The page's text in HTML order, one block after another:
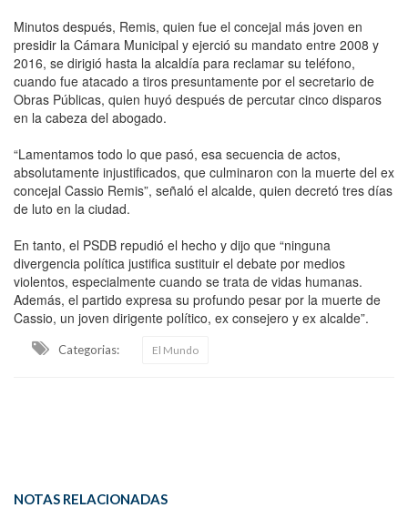
Minutos después, Remis, quien fue el concejal más joven en
presidir la Cámara Municipal y ejerció su mandato entre 2008 y
2016, se dirigió hasta la alcaldía para reclamar su teléfono,
cuando fue atacado a tiros presuntamente por el secretario de
Obras Públicas, quien huyó después de percutar cinco disparos
en la cabeza del abogado.
“Lamentamos todo lo que pasó, esa secuencia de actos,
absolutamente injustificados, que culminaron con la muerte del ex
concejal Cassio Remis”, señaló el alcalde, quien decretó tres días
de luto en la ciudad.
En tanto, el PSDB repudió el hecho y dijo que “ninguna
divergencia política justifica sustituir el debate por medios
violentos, especialmente cuando se trata de vidas humanas.
Además, el partido expresa su profundo pesar por la muerte de
Cassio, un joven dirigente político, ex consejero y ex alcalde”.
Categorias: El Mundo
NOTAS RELACIONADAS